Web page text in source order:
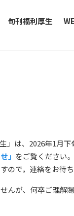
旬刊福利厚生
」は、2026年1月
」 をご覧ください
ので，連絡をお待
んが、何卒ご理解